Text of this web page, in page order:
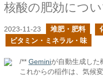
核酸の肥効につ
2023-11-23 堆肥・肥料
ビタミン・ミネラル・味
/** Geminiが自動生成した
これからの稲作は、気候